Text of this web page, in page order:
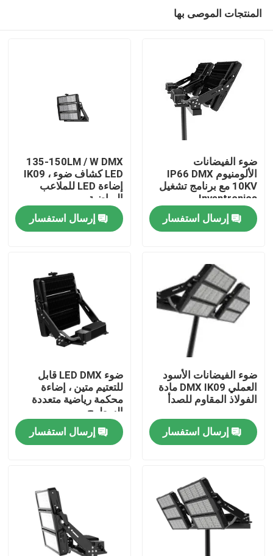
بيت
أشرطة فيديو
معلومات عنا
جولة في المعمل
رقابة جودة
اطلب اقتباس
ضوء ملعب LED
المنتجات الموصى بها
ضوء الفيضانات
الألومنيوم IP66 DMX
10KV مع برنامج تشغيل
Inventronics
إرسال استفسار
135-150LM / W DMX
LED كشاف ضوء ، IK09
إضاءة LED للملاعب
الرياضية
إرسال استفسار
ضوء الفيضانات الأسود
العملي DMX IK09 مادة
الفولاذ المقاوم للصدأ
إرسال استفسار
ضوء LED DMX قابل
للتعتيم متين ، إضاءة
محكمة رياضية متعددة
السطوح
إرسال استفسار